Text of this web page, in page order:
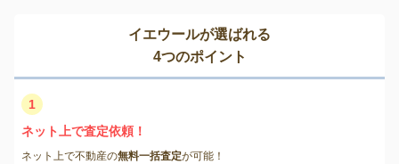
イエウールが選ばれる
4つのポイント
1
ネット上で査定依頼！
ネット上で不動産の無料一括査定が可能！